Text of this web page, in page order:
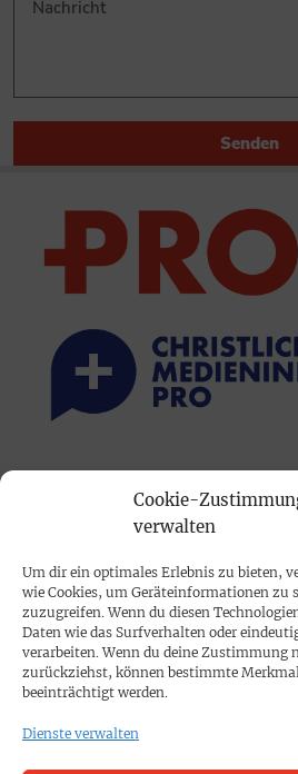
Cookie-
verwalten
Um dir ein optimales Erlebnis zu bieten,
wie Cookies, um Geräteinformationen zu
zuzugreifen. Wenn du diesen
Daten wie das Surfverhalten oder
verarbeiten. Wenn du deine Zustimmung
zurückziehst, können bestimmte
beeinträchtigt werden.
Dienste verwalten
Senden
PRINTAUSGABE
Mediadaten
PROKOMPAKT
Impressum
SPENDEN